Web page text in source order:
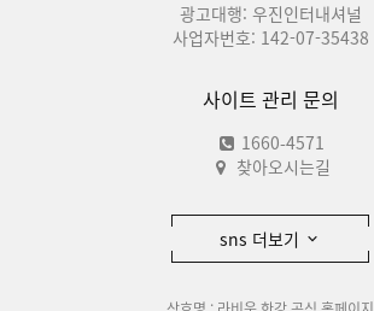
광고대행: 우진인터내셔널
사업자번호: 142-07-35438
사이트 관리 문의
1660-4571
찾아오시는길
sns 더보기